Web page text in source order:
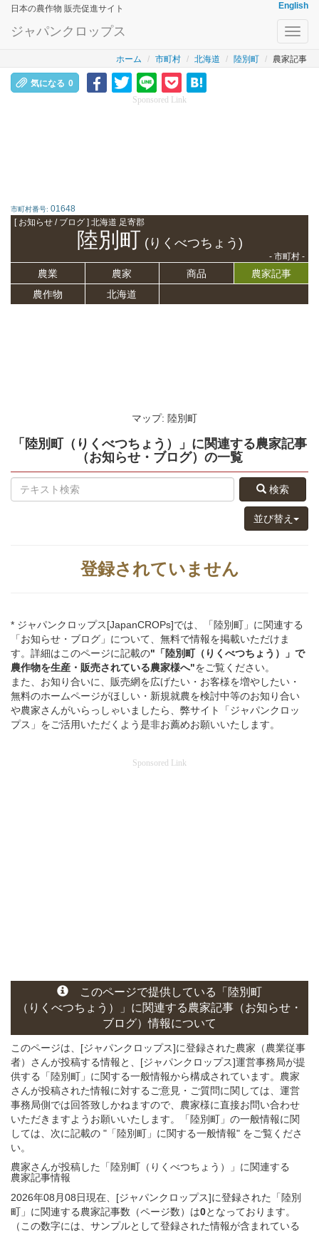
日本の農作物 販売促進サイト English
ジャパンクロップス
ホーム 市町村 北海道 陸別町 農家記事
気になる 0
Sponsored Link
市町村番号: 01648
[ お知らせ / ブログ ] 北海道 足寄郡
陸別町 (りくべつちょう)
- 市町村 -
農業 農家 商品
農家記事
農作物
北海道
マップ: 陸別町
「陸別町（りくべつちょう）」 に関連する農家記事
（お知らせ・ブログ） の一覧
検索
並び替え
登録されていません
* ジャパンクロップス[JapanCROPs]では、「陸別町」に関連する
「お知らせ・ブログ」について、無料で情報を掲載いただけま
す。詳細はこのページに記載の"「陸別町（りくべつちょう）」 で
農作物を生産・販売されている農家様へ"をご覧ください。
また、お知り合いに、販売網を広げたい・お客様を増やしたい・
無料のホームページがほしい・新規就農を検討中等のお知り合い
や農家さんがいらっしゃいましたら、弊サイト「ジャパンクロッ
プス」をご活用いただくよう是非お薦めお願いいたします。
Sponsored Link
このページで提供している
「陸別町
（りくべつちょう）」 に関連する農家記事（お知らせ・
ブログ）情報について
このページは、[ジャパンクロップス]に登録された農家（農業従事
者）さんが投稿する情報と、[ジャパンクロップス]運営事務局が提
供する「陸別町」に関する一般情報から構成されています。農家
さんが投稿された情報に対するご意見・ご質問に関しては、運営
事務局側では回答致しかねますので、農家様に直接お問い合わせ
いただきますようお願いいたします。「陸別町」の一般情報に関
しては、次に記載の "「陸別町」に関する一般情報" をご覧くださ
い。
農家さんが投稿した「陸別町（りくべつちょう）」 に関連する
農家記事情報
2026年08月08日現在、[ジャパンクロップス]に登録された「陸別
町」に関連する農家記事数（ページ数）は0となっております。
（この数字には、サンプルとして登録された情報が含まれている